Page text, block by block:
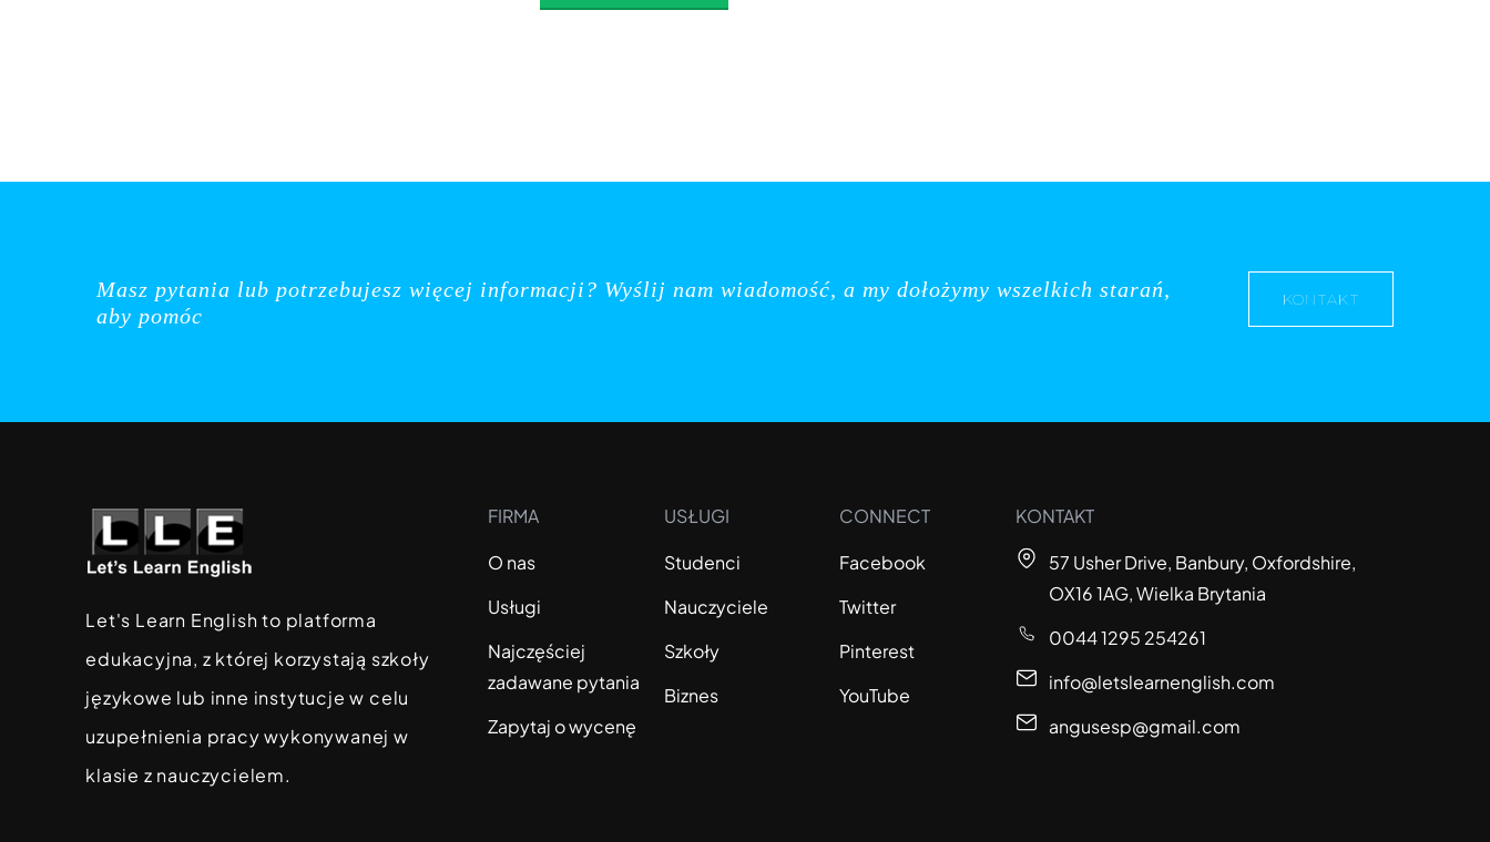
Masz pytania lub potrzebujesz więcej informacji? Wyślij nam wiadomość, a my dołożymy wszelkich starań,
aby pomóc
KONTAKT
Let's Learn English to platforma
edukacyjna, z której korzystają szkoły
językowe lub inne instytucje w celu
uzupełnienia pracy wykonywanej w
klasie z nauczycielem.
FIRMA
O nas
Usługi
Najczęściej
zadawane pytania
Zapytaj o wycenę
USŁUGI
Studenci
Nauczyciele
Szkoły
Biznes
CONNECT
Facebook
Twitter
Pinterest
YouTube
KONTAKT
57 Usher Drive, Banbury, Oxfordshire,
OX16 1AG, Wielka Brytania
0044 1295 254261
info@letslearnenglish.com
angusesp@gmail.com